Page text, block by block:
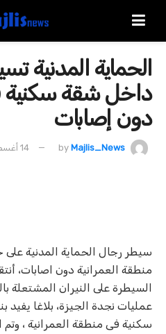
الحماية المدنية
داخل شقة سكنية
دون إصابات
by Majlis_News 14 أغسطس، 2020
سيطر رجال الحماية المدنية
منطقة العمرانية دون اصابات،
السيطرة على النيران المشتعلة
عمليات نجدة الجيزة، بلاغا